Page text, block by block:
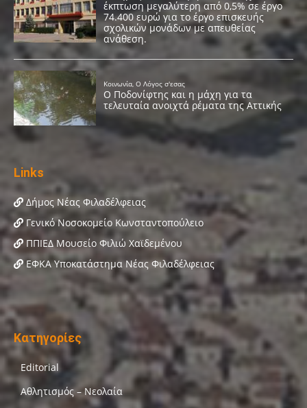
Links
Δήμος Νέας Φιλαδέλφειας
Γενικό Νοσοκομείο Κωνσταντοπούλειο
ΠΠΙΕΔ Μουσείο Φιλιώ Χαϊδεμένου
ΕΦΚΑ Υποκατάστημα Νέας Φιλαδέλφειας
Κατηγορίες
Editorial
Αθλητισμός – Νεολαία